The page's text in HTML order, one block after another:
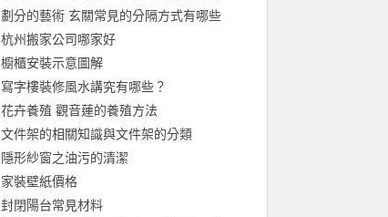
劃分的藝術 玄關常見的分隔方式有哪些
杭州搬家公司哪家好
櫥櫃安裝示意圖解
寫字樓裝修風水講究有哪些？
花卉養殖 觀音蓮的養殖方法
文件架的相關知識與文件架的分類
隱形紗窗之油污的清潔
家裝壁紙價格
封閉陽台常見材料